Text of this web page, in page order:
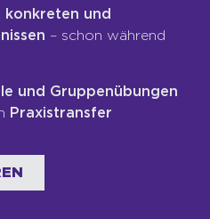
konkreten und
– schon während
und Gruppenübungen
Praxistransfer